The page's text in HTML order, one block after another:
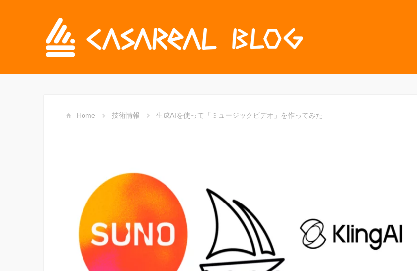
Home 技術情報 生成AIを使って「ミュージックビデオ」を作ってみた